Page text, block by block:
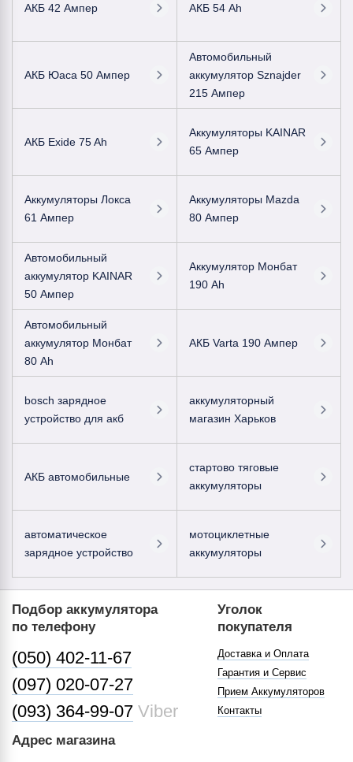
АКБ 42 Ампер АКБ 54 Ah
АКБ Юаса 50 Ампер
Автомобильный
аккумулятор Sznajder
215 Ампер
АКБ Exide 75 Ah
Аккумуляторы KAINAR
65 Ампер
Аккумуляторы Локса
61 Ампер
Аккумуляторы Mazda
80 Ампер
Автомобильный
аккумулятор KAINAR
50 Ампер
Аккумулятор Монбат
190 Ah
Автомобильный
аккумулятор Монбат
80 Ah
АКБ Varta 190 Ампер
bosch зарядное
устройство для акб
аккумуляторный
магазин Харьков
АКБ автомобильные
стартово тяговые
аккумуляторы
автоматическое
зарядное устройство
мотоциклетные
аккумуляторы
Подбор аккумулятора
по телефону
(050) 402-11-67
(097) 020-07-27
(093) 364-99-07 Viber
Адрес магазина
Уголок
покупателя
Доставка и Оплата
Гарантия и Сервис
Прием Аккумуляторов
Контакты